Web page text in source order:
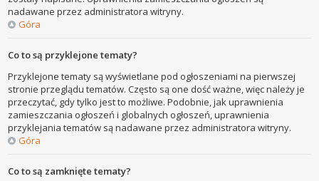
nadawane przez administratora witryny.
Góra
Co to są przyklejone tematy?
Przyklejone tematy są wyświetlane pod ogłoszeniami na pierwszej
stronie przeglądu tematów. Często są one dość ważne, więc należy je
przeczytać, gdy tylko jest to możliwe. Podobnie, jak uprawnienia
zamieszczania ogłoszeń i globalnych ogłoszeń, uprawnienia
przyklejania tematów są nadawane przez administratora witryny.
Góra
Co to są zamknięte tematy?